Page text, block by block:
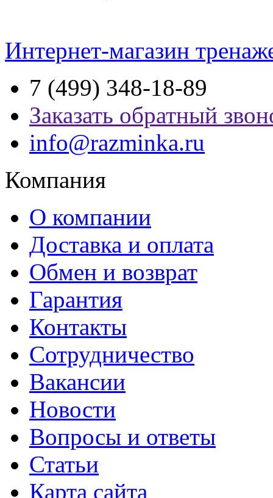
Интернет-магазин
7 (499) 348-18-89
Заказать обратный
info@razminka.ru
Компания
О компании
Доставка и оплата
Обмен и возврат
Гарантия
Контакты
Сотрудничество
Вакансии
Новости
Вопросы и ответы
Статьи
Карта сайта